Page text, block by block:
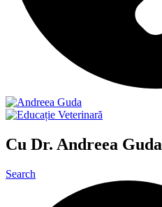
Cu Dr. Andreea Guda
Search